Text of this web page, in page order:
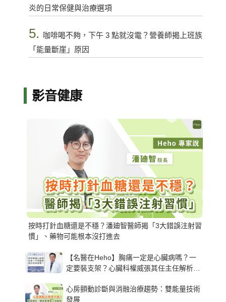
炎的日常保健與治療選項
5.
咖啡喝不夠，下午 3 點就沒電？營養師揭上班族
「能量斷崖」原因
影音健康
按時打針血糖還是不穩？潘廸智醫師揭「3大錯誤注射習
慣」、藥物可能根本沒打進去
【名醫在Heho】胸痛一定是心臟病嗎？一
定要裝支架？心臟科權威張其任主任解析支
心房顫動診斷與消融治療趨勢：雙能量技術
發展